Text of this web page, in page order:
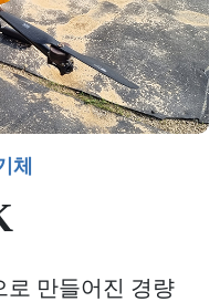
체
로 만들어진 경량